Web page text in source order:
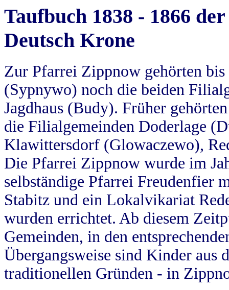
Taufbuch 1838 - 1866
Deutsch Krone
Zur Pfarrei Zippnow gehörten
(Sypnywo) noch die beiden
Jagdhaus (Budy). Früher
die Filialgemeinden Doderlage
Klawittersdorf (Glowaczewo),
Die Pfarrei Zippnow wurde im
selbständige Pfarrei Freudenfier
Stabitz und ein Lokalvikariat
wurden errichtet. Ab diesem
Gemeinden, in den
Übergangsweise sind Kinder aus
traditionellen Gründen - in